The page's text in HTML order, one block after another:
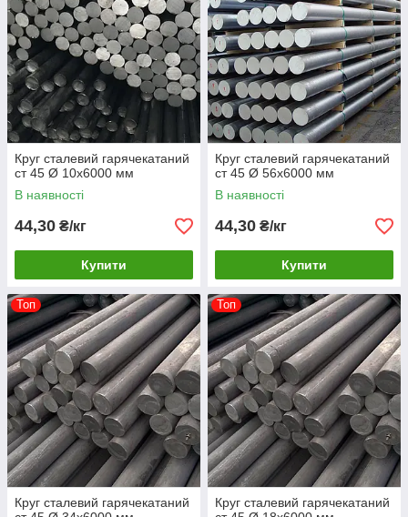
Круг сталевий гарячекатаний
ст 45 Ø 10х6000 мм
В наявності
44,30 ₴/кг
Купити
Круг сталевий гарячекатаний
ст 45 Ø 56х6000 мм
В наявності
44,30 ₴/кг
Купити
Топ
Круг сталевий гарячекатаний
Топ
Круг сталевий гарячекатаний